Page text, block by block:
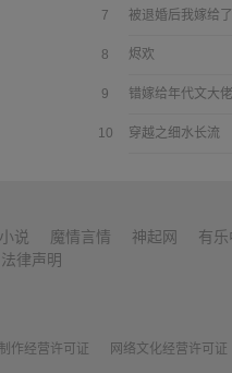
过
然后
大夫
二
7
8 烬欢
9 错嫁给年代文大
10 穿越之细水长流
说 魔情言情 神起网 有乐
法律声明
作经营许可证 网络文化经营许可证